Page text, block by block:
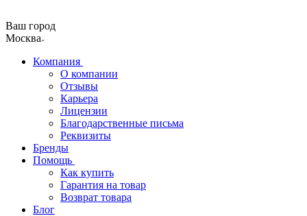
Ваш город
Москва
Компания
О компании
Отзывы
Карьера
Лицензии
Благодарственные письма
Реквизиты
Бренды
Помощь
Как купить
Гарантия на товар
Возврат товара
Блог